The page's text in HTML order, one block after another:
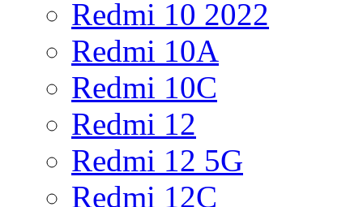
Redmi 10 2022
Redmi 10A
Redmi 10C
Redmi 12
Redmi 12 5G
Redmi 12C